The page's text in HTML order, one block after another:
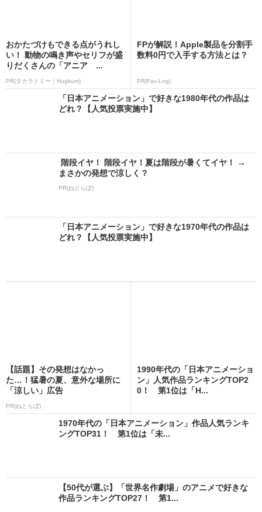
おかたづけもできる点がうれし
い！ 動物の鳴き声やセリフが盛
りだくさんの「アニア ...
PR(タカラトミー｜Hugkum)
FPが解説！Apple製品を分割手
数料0円で入手する方法とは？
PR(Fav-Log)
「日本アニメーション」で好きな1980年代の作品は
どれ？【人気投票実施中】
階段イヤ！ 階段イヤ！夏は階段が暑くてイヤ！ →
まさかの発想で涼しく？
PR(ねとらぼ)
「日本アニメーション」で好きな1970年代の作品は
どれ？【人気投票実施中】
【話題】その発想はなかっ
た…！猛暑の夏、意外な場所に
「涼しい」広告
PR(ねとらぼ)
1990年代の「日本アニメーショ
ン」人気作品ランキングTOP2
0！ 第1位は「H...
1970年代の「日本アニメーション」作品人気ランキ
ングTOP31！ 第1位は「未...
【50代が選ぶ】「世界名作劇場」のアニメで好きな
作品ランキングTOP27！ 第1...